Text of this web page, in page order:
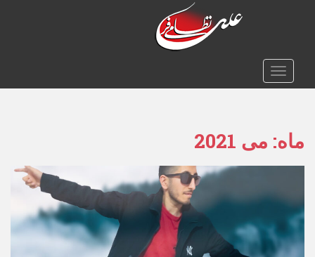
o
TOGGLE NAVIGATION
ماه: می 2021